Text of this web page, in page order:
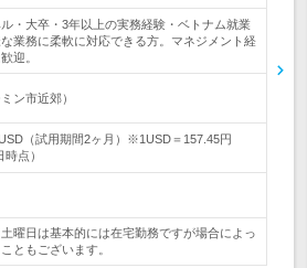
・大卒・3年以上の実務経験・ベトナム就業
業務に柔軟に対応できる方。マネジメント経
迎。
ン市近郊）
（試用期間2ヶ月）※1USD＝157.45円
時点）
曜日は基本的には在宅勤務ですが場合によっ
ともございます。